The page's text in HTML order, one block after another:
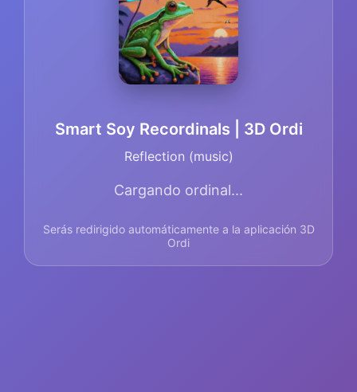
Smart Soy Recordinals | 3D Ordi
Reflection (music)
Cargando ordinal...
Serás redirigido automáticamente a la aplicación 3D
Ordi